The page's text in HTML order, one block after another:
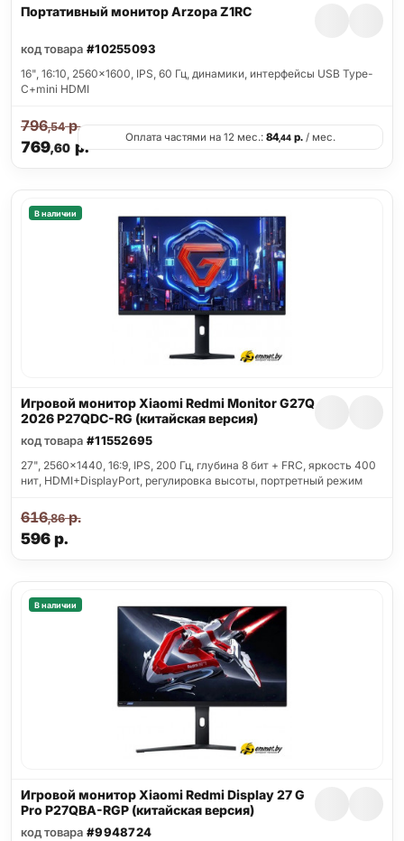
Портативный монитор Arzopa Z1RC
код товара #10255093
16", 16:10, 2560x1600, IPS, 60 Гц, динамики, интерфейсы USB Type-
C+mini HDMI
769,60р.
796,54р.
Оплата частями на 12 мес.: 84,44 р. / мес.
В наличии
Игровой монитор Xiaomi Redmi Monitor G27Q
2026 P27QDC-RG (китайская версия)
код товара #11552695
27", 2560x1440, 16:9, IPS, 200 Гц, глубина 8 бит + FRC, яркость 400
нит, HDMI+DisplayPort, регулировка высоты, портретный режим
596р.
616,86р.
В наличии
Игровой монитор Xiaomi Redmi Display 27 G
Pro P27QBA-RGP (китайская версия)
код товара #9948724